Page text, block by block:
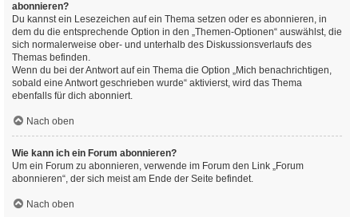
abonnieren?
Du kannst ein Lesezeichen auf ein Thema setzen oder es abonnieren, in
dem du die entsprechende Option in den „Themen-Optionen“ auswählst, die
sich normalerweise ober- und unterhalb des Diskussionsverlaufs des
Themas befinden.
Wenn du bei der Antwort auf ein Thema die Option „Mich benachrichtigen,
sobald eine Antwort geschrieben wurde“ aktivierst, wird das Thema
ebenfalls für dich abonniert.
Nach oben
Wie kann ich ein Forum abonnieren?
Um ein Forum zu abonnieren, verwende im Forum den Link „Forum
abonnieren“, der sich meist am Ende der Seite befindet.
Nach oben